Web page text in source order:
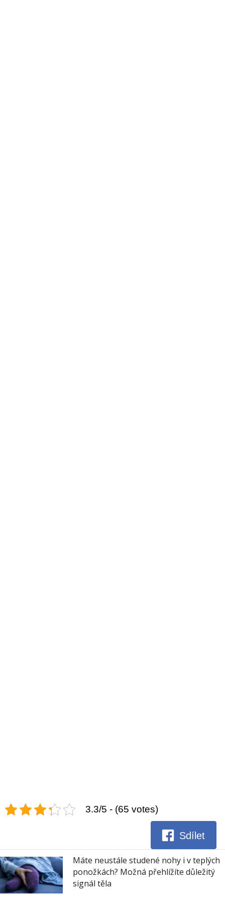
3.3/5 - (65 votes)
Sdílet
Máte neustále studené nohy i v teplých
ponožkách? Možná přehlížíte důležitý
signál těla